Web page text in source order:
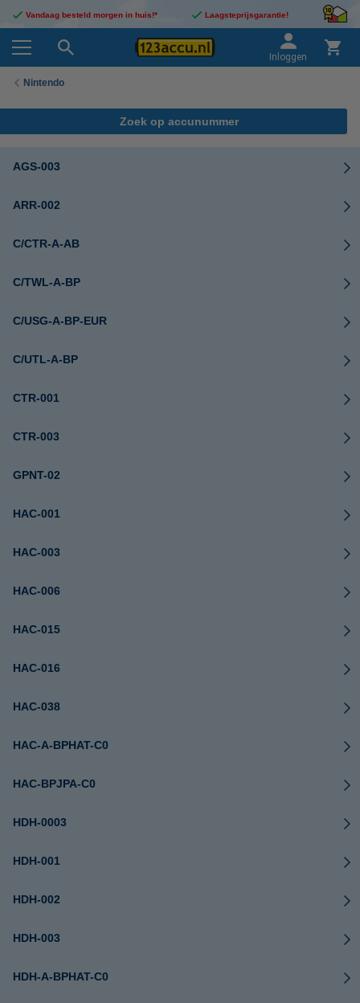
Vandaag besteld morgen in huis!* Laagsteprijsgarantie!
Inloggen
Nintendo
Zoek op accunummer
AGS-003
ARR-002
C/CTR-A-AB
C/TWL-A-BP
C/USG-A-BP-EUR
C/UTL-A-BP
CTR-001
CTR-003
GPNT-02
HAC-001
HAC-003
HAC-006
HAC-015
HAC-016
HAC-038
HAC-A-BPHAT-C0
HAC-BPJPA-C0
HDH-0003
HDH-001
HDH-002
HDH-003
HDH-A-BPHAT-C0